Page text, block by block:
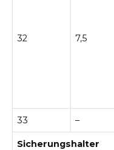
32 7,5
33 –
Sicherungshalter